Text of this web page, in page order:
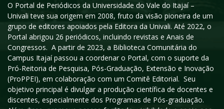
O Portal de Periódicos da Universidade do Vale do Itajaí –
Univali teve sua origem em 2008, fruto da visão pioneira de um
grupo de editores apoiados pela Editora da Univali. Até 2022, o
Portal abrigou 26 periódicos, incluindo revistas e Anais de
Congressos. A partir de 2023, a Biblioteca Comunitária do
Campus Itajaí passou a coordenar o Portal, com o suporte da
Pró-Reitoria de Pesquisa, Pós-Graduação, Extensão e Inovação
(ProPPEI), em colaboração com um Comitê Editorial. Seu
objetivo principal é divulgar a produção científica de docentes e
discentes, especialmente dos Programas de Pós-graduação.